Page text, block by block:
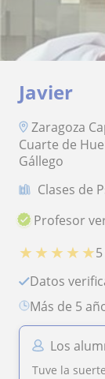
Javier
Zaragoza
Cuarte de
Gállego
Clases de
Profesor
★ ★ ★ ★ ★
Datos
más de 5
Los
Tuve la